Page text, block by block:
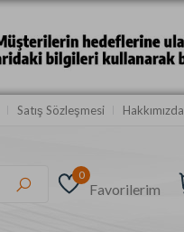
Satış Sözleşmesi Hakkımızda
0
Favorilerim